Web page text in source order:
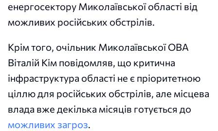
енергосектору Миколаївської області від
можливих російських обстрілів.
Крім того, очільник Миколаївської ОВА
Віталій Кім повідомляв, що критична
інфраструктура області не є пріоритетною
ціллю для російських обстрілів, але місцева
влада вже декілька місяців готується до
можливих загроз.